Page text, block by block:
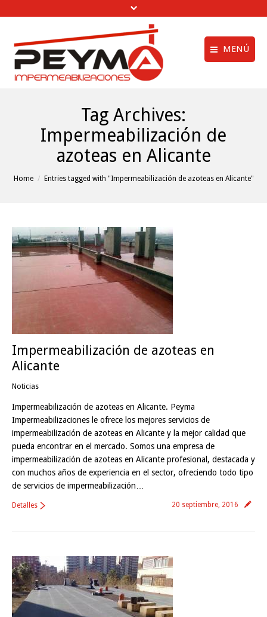
MENÚ
Obras Realizadas
Trabajos de
Impermeabilización
Vídeos
Contactar
Política de cookies
menú creditos
Tag Archives:
Impermeabilización de
azoteas en Alicante
You are here:
Home Entries tagged with "Impermeabilización de azoteas en Alicante"
Impermeabilización de azoteas en
Alicante
Noticias
Impermeabilización de azoteas en Alicante. Peyma
Impermeabilizaciones le ofrece los mejores servicios de
impermeabilización de azoteas en Alicante y la mejor calidad que
pueda encontrar en el mercado. Somos una empresa de
impermeabilización de azoteas en Alicante profesional, destacada y
con muchos años de experiencia en el sector, ofreciendo todo tipo
de servicios de impermeabilización…
20 septiembre, 2016
Detalles